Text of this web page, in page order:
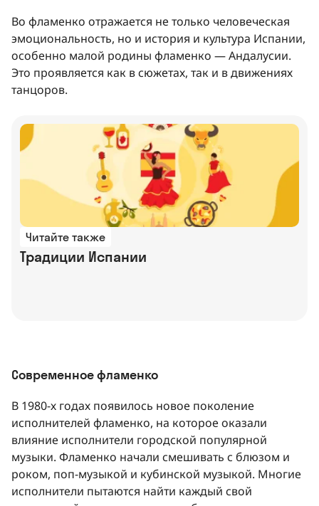
Во фламенко отражается не только человеческая
эмоциональность, но и история и культура Испании,
особенно малой родины фламенко — Андалусии.
Это проявляется как в сюжетах, так и в движениях
танцоров.
Читайте также
Традиции Испании
Современное фламенко
В 1980-х годах появилось новое поколение
исполнителей фламенко, на которое оказали
влияние исполнители городской популярной
музыки. Фламенко начали смешивать с блюзом и
роком, поп-музыкой и кубинской музыкой. Многие
исполнители пытаются найти каждый свой